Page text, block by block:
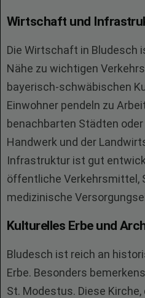
Wirtschaft und
Die Wirtschaft in Bludesch
Nähe zu wichtigen
bayerisch-schwäbischen
Einwohner pendeln zu
benachbarten Städten
Handwerk und der
Infrastruktur ist gut
öffentliche Verkehrsmittel,
medizinische
Kulturelles Erbe und
Bludesch ist reich an
Erbe. Besonders
St. Modestus. Diese